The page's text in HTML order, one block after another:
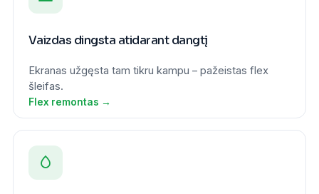
Vaizdas dingsta atidarant dangtį
Ekranas užgęsta tam tikru kampu – pažeistas flex
šleifas.
Flex remontas →